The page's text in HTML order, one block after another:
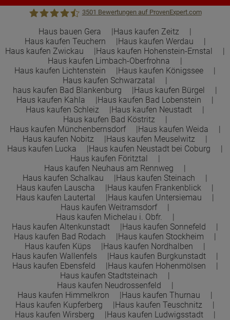
Town &Country Haus Lizenzgeber GmbH
3501 Bewertungen auf ProvenExpert.com
Haus bauen Gera
Haus kaufen Zeitz
Haus kaufen Teuchern
Haus kaufen Werdau
Haus kaufen Zwickau
Haus kaufen Hohenstein-Ernstal
Haus kaufen Limbach-Oberfrohna
Haus kaufen Lichtenstein
Haus kaufen Königssee
Haus kaufen Schwarzatal
haus kaufen Bad Blankenburg
Haus kaufen Bürgel
Haus kaufen Kahla
Haus kaufen Bad Lobenstein
Haus kaufen Schleiz
Haus kaufen Neustadt
Haus kaufen Bad Köstritz
Haus kaufen Münchenbernsdorf
Haus kaufen Weida
Haus kaufen Nobitz
Haus kaufen Meuselwitz
Haus kaufen Lucka
Haus kaufen Neustadt bei Coburg
Haus kaufen Föritztal
Haus kaufen Neuhaus am Rennweg
Haus kaufen Schalkau
Haus kaufen Steinach
Haus kaufen Lauscha
Haus kaufen Frankenblick
Haus kaufen Lautertal
Haus kaufen Untersiemau
Haus kaufen Weitramsdorf
Haus kaufen Michelau i. Obfr.
Haus kaufen Altenkunstadt
Haus kaufen Sonnefeld
Haus kaufen Bad Rodach
Haus kaufen Stockheim
Haus kaufen Küps
Haus kaufen Nordhalben
Haus kaufen Wallenfels
Haus kaufen Burgkunstadt
Haus kaufen Ebensfeld
Haus kaufen Hohenmölsen
Haus kaufen Stadtsteinach
Haus kaufen Neudrossenfeld
Haus kaufen Himmelkron
Haus kaufen Thurnau
Haus kaufen Kupferberg
Haus kaufen Teuschnitz
Haus kaufen Wirsberg
Haus kaufen Ludwigsstadt